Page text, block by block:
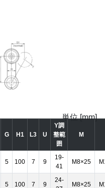
単位 [mm]
G H1 L3 U
Y調
整範
囲
M
5 100 7 9
19-
41
M8×25
5 100 7 9
24-
M8×25